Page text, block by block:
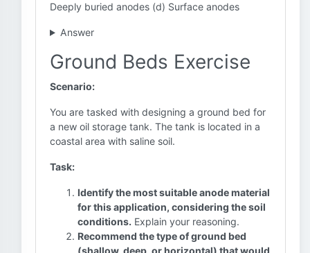
Deeply buried anodes (d) Surface anodes
Answer
Ground Beds Exercise
Scenario:
You are tasked with designing a ground bed for
a new oil storage tank. The tank is located in a
coastal area with saline soil.
Task:
Identify the most suitable anode material
for this application, considering the soil
conditions. Explain your reasoning.
Recommend the type of ground bed
(shallow, deep, or horizontal) that would